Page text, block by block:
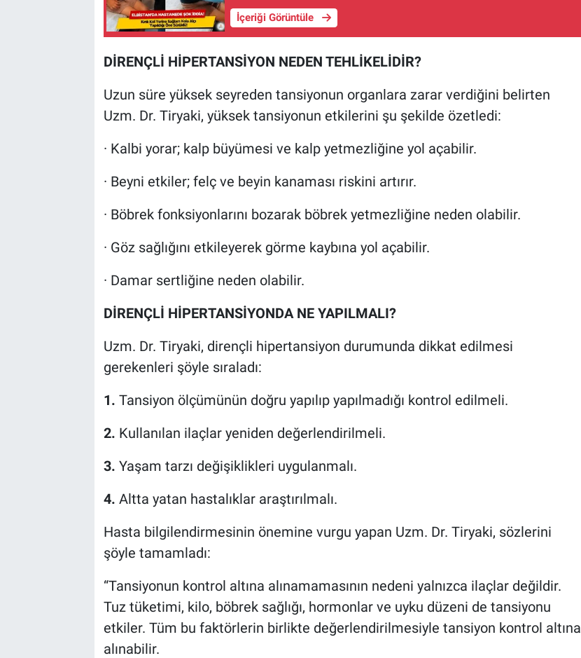
İçeriği Görüntüle
DİRENÇLİ HİPERTANSİYON NEDEN TEHLİKELİDİR?
Uzun süre yüksek seyreden tansiyonun organlara zarar verdiğini belirten
Uzm. Dr. Tiryaki, yüksek tansiyonun etkilerini şu şekilde özetledi:
· Kalbi yorar; kalp büyümesi ve kalp yetmezliğine yol açabilir.
· Beyni etkiler; felç ve beyin kanaması riskini artırır.
· Böbrek fonksiyonlarını bozarak böbrek yetmezliğine neden olabilir.
· Göz sağlığını etkileyerek görme kaybına yol açabilir.
· Damar sertliğine neden olabilir.
DİRENÇLİ HİPERTANSİYONDA NE YAPILMALI?
Uzm. Dr. Tiryaki, dirençli hipertansiyon durumunda dikkat edilmesi
gerekenleri şöyle sıraladı:
1. Tansiyon ölçümünün doğru yapılıp yapılmadığı kontrol edilmeli.
2. Kullanılan ilaçlar yeniden değerlendirilmeli.
3. Yaşam tarzı değişiklikleri uygulanmalı.
4. Altta yatan hastalıklar araştırılmalı.
Hasta bilgilendirmesinin önemine vurgu yapan Uzm. Dr. Tiryaki, sözlerini
şöyle tamamladı:
“Tansiyonun kontrol altına alınamamasının nedeni yalnızca ilaçlar değildir.
Tuz tüketimi, kilo, böbrek sağlığı, hormonlar ve uyku düzeni de tansiyonu
etkiler. Tüm bu faktörlerin birlikte değerlendirilmesiyle tansiyon kontrol altına
alınabilir.